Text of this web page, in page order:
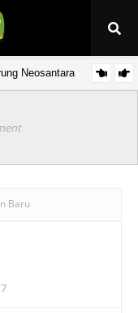
Neosantara
Baru